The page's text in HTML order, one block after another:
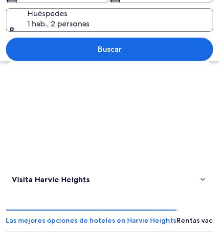
Una autopista con varios carriles,
Huéspedes
1 hab., 2 personas
Buscar
Explorar mapa
Visita Harvie Heights
Las mejores opciones de hoteles en Harvie HeightsRentas